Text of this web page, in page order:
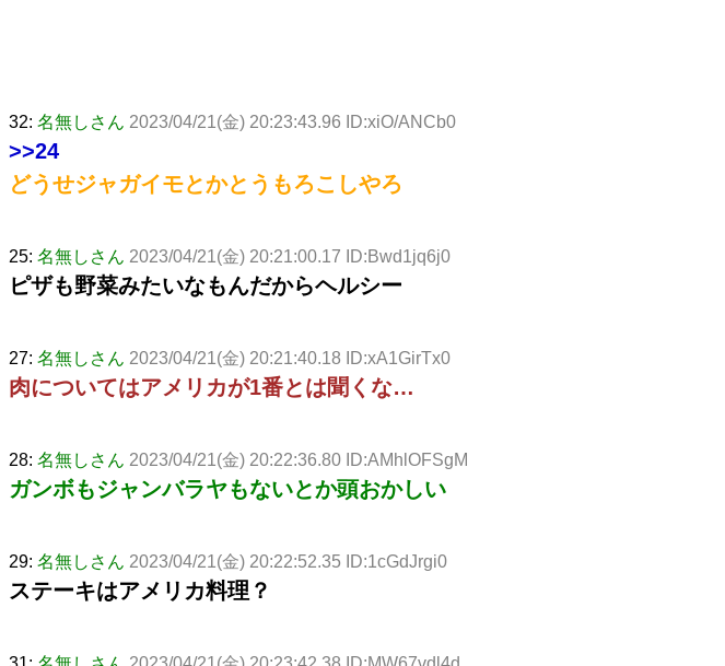
32: 名無しさん 2023/04/21(金) 20:23:43.96 ID:xiO/ANCb0
>>24
どうせジャガイモとかとうもろこしやろ
25: 名無しさん 2023/04/21(金) 20:21:00.17 ID:Bwd1jq6j0
ピザも野菜みたいなもんだからヘルシー
27: 名無しさん 2023/04/21(金) 20:21:40.18 ID:xA1GirTx0
肉についてはアメリカが1番とは聞くな…
28: 名無しさん 2023/04/21(金) 20:22:36.80 ID:AMhlOFSgM
ガンボもジャンバラヤもないとか頭おかしい
29: 名無しさん 2023/04/21(金) 20:22:52.35 ID:1cGdJrgi0
ステーキはアメリカ料理？